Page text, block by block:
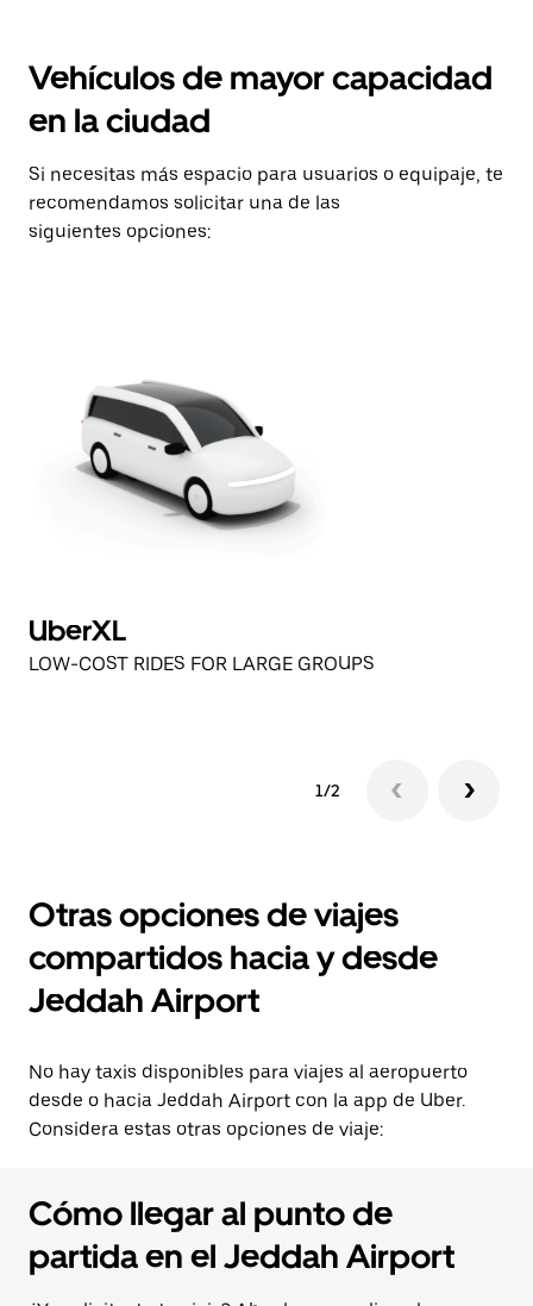
Vehículos de mayor capacidad
en la ciudad
Si necesitas más espacio para usuarios o equipaje, te
recomendamos solicitar una de las
siguientes opciones:
UberXL
LOW-COST RIDES FOR LARGE GROUPS
1/2
Otras opciones de viajes
compartidos hacia y desde
Jeddah Airport
No hay taxis disponibles para viajes al aeropuerto
desde o hacia Jeddah Airport con la app de Uber.
Considera estas otras opciones de viaje:
Cómo llegar al punto de
partida en el Jeddah Airport